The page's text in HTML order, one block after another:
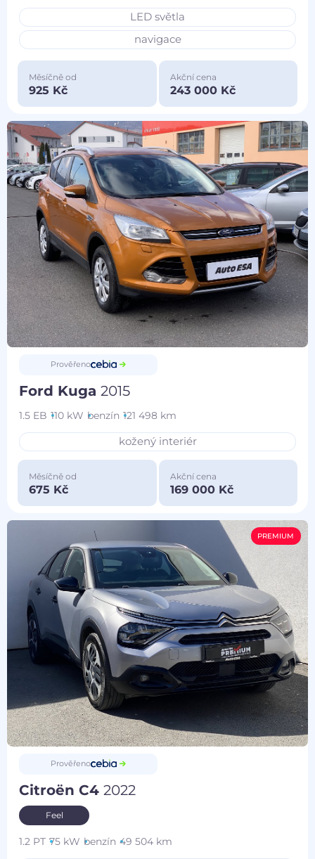
LED světla
navigace
Měsíčně od
925 Kč
Akční cena
243 000 Kč
Prověřeno
Ford Kuga2015
1.5 EB 110 kW benzín 121 498 km
kožený interiér
Měsíčně od
675 Kč
Akční cena
169 000 Kč
PREMIUM
Prověřeno
Citroën C42022
Feel
1.2 PT 75 kW benzín 49 504 km